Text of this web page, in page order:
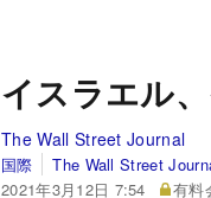
イスラエル
The Wall Street Journal
国際
The Wall Street
2021年3月12日 7:54
有料